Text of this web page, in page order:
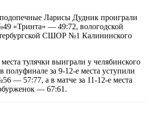
Ларисы Дудник проиграли
«Тринта» — 49:72, вологодской
СШОР №1 Калининского
тулячки выиграли у челябинского
за 9-12-е места уступили
— 57:77, а в матче за 11-12-е места
— 67:61.